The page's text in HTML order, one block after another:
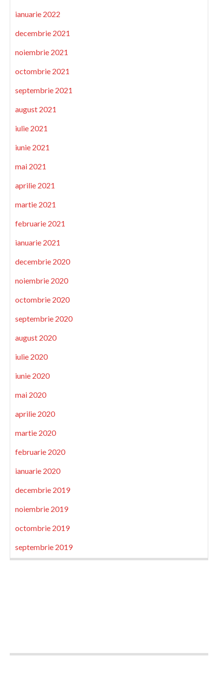
ianuarie 2022
decembrie 2021
noiembrie 2021
octombrie 2021
septembrie 2021
august 2021
iulie 2021
iunie 2021
mai 2021
aprilie 2021
martie 2021
februarie 2021
ianuarie 2021
decembrie 2020
noiembrie 2020
octombrie 2020
septembrie 2020
august 2020
iulie 2020
iunie 2020
mai 2020
aprilie 2020
martie 2020
februarie 2020
ianuarie 2020
decembrie 2019
noiembrie 2019
octombrie 2019
septembrie 2019